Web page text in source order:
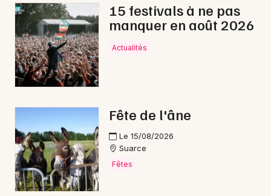
Expos
Sorties & loisirs
Feu d'artifice dans le Territoire de Belfort
Feu d'artifice en Bourgogne-Franche-Comté
15 festivals à ne pas
manquer en août 2026
Actualités
Fête de l'âne
Le 15/08/2026
Suarce
Fêtes